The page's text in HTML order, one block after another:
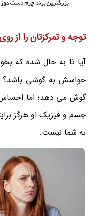
توجه و تمرکزتان را از
آیا تا به حال شده که
حواسش به گوشی باشد؟
گوش می دهد؛ اما
جسم و فیزیک او هرگز
به شما نیست.